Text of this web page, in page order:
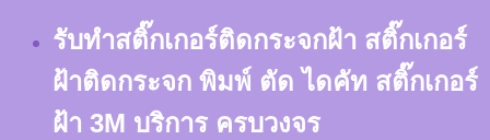
content
รับทำสติ๊กเกอร์ติดกระจกฝ้า สติ๊กเกอร์
ฝ้าติดกระจก พิมพ์ ตัด ไดคัท สติ๊กเกอร์
ฝ้า 3M บริการ ครบวงจร